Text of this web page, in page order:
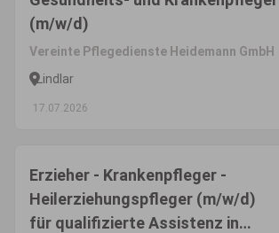
(m/w/d)
Vereinte Pflegedienste Heidemann GmbH
Lindlar
17.07.2026
Erzieher - Krankenpfleger -
Heilerziehungspfleger (m/w/d)
für qualifizierte Assistenz in